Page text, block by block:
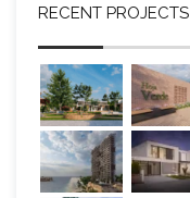
RECENT PROJECTS